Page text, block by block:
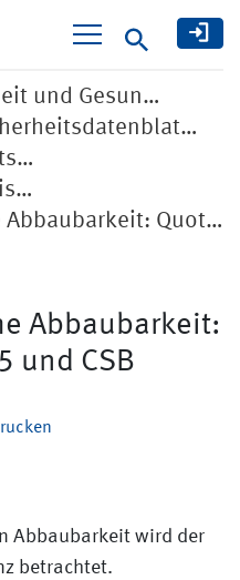
Suche
und Gesun…
Quotient aus BSB5 und CSB
Abbaubarkeit:
und CSB
Abbaubarkeit wird der
betrachtet.